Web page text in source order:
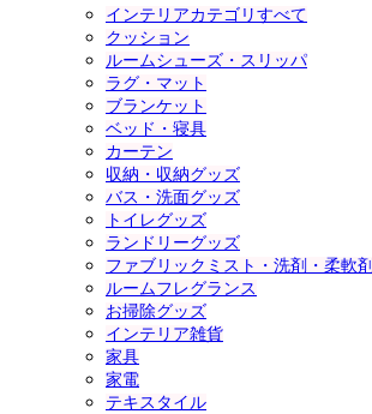
インテリアカテゴリすべて
クッション
ルームシューズ・スリッパ
ラグ・マット
ブランケット
ベッド・寝具
カーテン
収納・収納グッズ
バス・洗面グッズ
トイレグッズ
ランドリーグッズ
ファブリックミスト・洗剤・柔軟剤
ルームフレグランス
お掃除グッズ
インテリア雑貨
家具
家電
テキスタイル